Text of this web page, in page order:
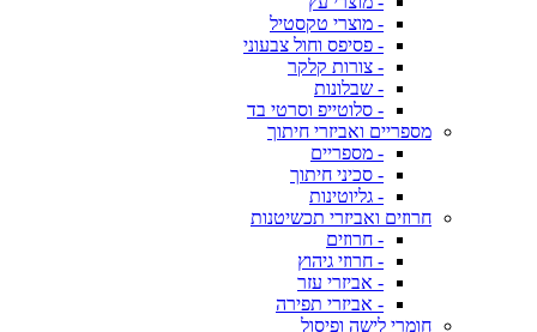
- מוצרי טקסטיל
- פסיפס וחול צבעוני
- צורות קלקר
- שבלונות
- סלוטייפ וסרטי בד
מספריים ואביזרי חיתוך
- מספריים
- סכיני חיתוך
- גליוטינות
חרוזים ואביזרי תכשיטנות
- חרוזים
- חרוזי גיהוץ
- אביזרי עזר
- אביזרי תפירה
חומרי לישה ופיסול